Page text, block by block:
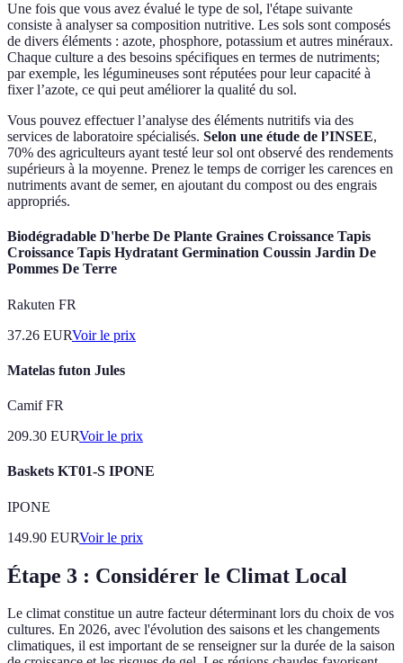
Une fois que vous avez évalué le type de sol, l'étape suivante
consiste à analyser sa composition nutritive. Les sols sont composés
de divers éléments : azote, phosphore, potassium et autres minéraux.
Chaque culture a des besoins spécifiques en termes de nutriments;
par exemple, les légumineuses sont réputées pour leur capacité à
fixer l’azote, ce qui peut améliorer la qualité du sol.
Vous pouvez effectuer l’analyse des éléments nutritifs via des
services de laboratoire spécialisés. Selon une étude de l’INSEE,
70% des agriculteurs ayant testé leur sol ont observé des rendements
supérieurs à la moyenne. Prenez le temps de corriger les carences en
nutriments avant de semer, en ajoutant du compost ou des engrais
appropriés.
Biodégradable D'herbe De Plante Graines Croissance Tapis
Croissance Tapis Hydratant Germination Coussin Jardin De
Pommes De Terre
Rakuten FR
37.26 EURVoir le prix
Matelas futon Jules
Camif FR
209.30 EURVoir le prix
Baskets KT01-S IPONE
IPONE
149.90 EURVoir le prix
Étape 3 : Considérer le Climat Local
Le climat constitue un autre facteur déterminant lors du choix de vos
cultures. En 2026, avec l'évolution des saisons et les changements
climatiques, il est important de se renseigner sur la durée de la saison